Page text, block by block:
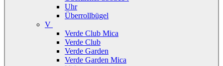
Uhr
Überrollbügel
V
Verde Club Mica
Verde Club
Verde Garden
Verde Garden Mica